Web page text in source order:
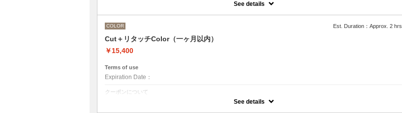
M ¥＋1100 L¥＋1650 LL¥＋2200
●ヘアマニキュアの場合は￥＋2200
●ポイントカラーなどのデザインカラーをご希望の場合、最終受付時間が異なりますので、別メニューをお選び
See details
COLOR Est. Duration：Approx. 2 hrs
Cut＋リタッチColor（一ヶ月以内）
￥15,400
Terms of use
Expiration Date：
クーポンについて
カット＋ワンカラー（おしゃれ染め、白髪染め）の一ヶ月以内のリタッチメニューです
See details